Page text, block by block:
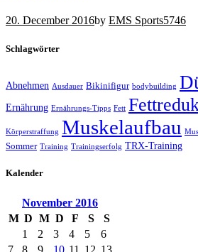
20. December 2016by EMS Sports5746
Schlagwörter
Abnehmen Ausdauer Bikinifigur bodybuilding
Ernährung Ernährungs-Tipps Fett
Körperstraffung Muskelaufbau
Sommer Training Trainingserfolg TRX-Training
Kalender
November 2016
M D M D F S
S
1
2 3 4 5
6
7
8 9 10 11 12 13